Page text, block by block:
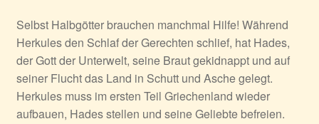
Selbst Halbgötter brauchen manchmal Hilfe! Während
Herkules den Schlaf der Gerechten schlief, hat Hades,
der Gott der Unterwelt, seine Braut gekidnappt und auf
seiner Flucht das Land in Schutt und Asche gelegt.
Herkules muss im ersten Teil Griechenland wieder
aufbauen, Hades stellen und seine Geliebte befreien.